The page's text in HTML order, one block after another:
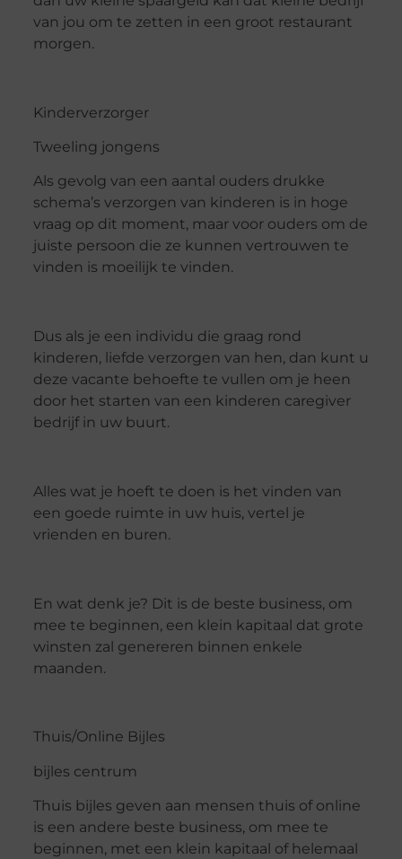
van jou om te zetten in een groot restaurant
morgen.
Kinderverzorger
Tweeling jongens
Als gevolg van een aantal ouders drukke
schema’s verzorgen van kinderen is in hoge
vraag op dit moment, maar voor ouders om de
juiste persoon die ze kunnen vertrouwen te
vinden is moeilijk te vinden.
Dus als je een individu die graag rond
kinderen, liefde verzorgen van hen, dan kunt u
deze vacante behoefte te vullen om je heen
door het starten van een kinderen caregiver
bedrijf in uw buurt.
Alles wat je hoeft te doen is het vinden van
een goede ruimte in uw huis, vertel je
vrienden en buren.
En wat denk je? Dit is de beste business, om
mee te beginnen, een klein kapitaal dat grote
winsten zal genereren binnen enkele
maanden.
Thuis/Online Bijles
bijles centrum
Thuis bijles geven aan mensen thuis of online
is een andere beste business, om mee te
beginnen, met een klein kapitaal of helemaal